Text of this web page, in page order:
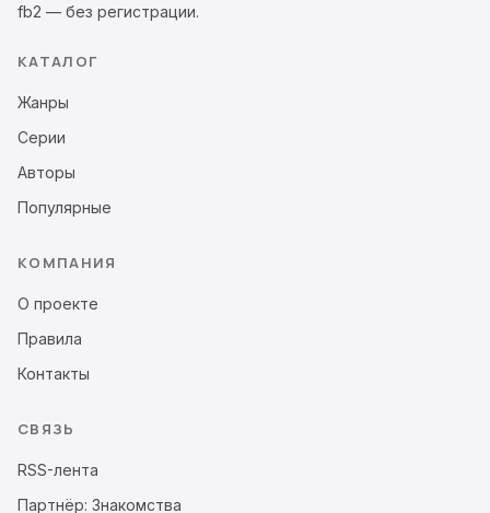
fb2 — без регистрации.
КАТАЛОГ
Жанры
Серии
Авторы
Популярные
КОМПАНИЯ
О проекте
Правила
Контакты
СВЯЗЬ
RSS-лента
Партнёр: Знакомства